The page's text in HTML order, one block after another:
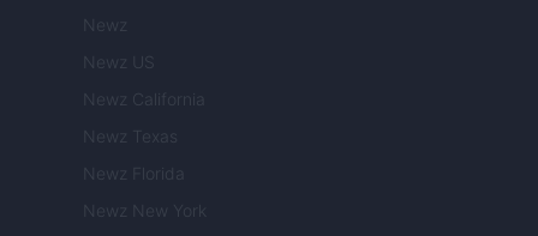
Newz
Newz US
Newz California
Newz Texas
Newz Florida
Newz New York